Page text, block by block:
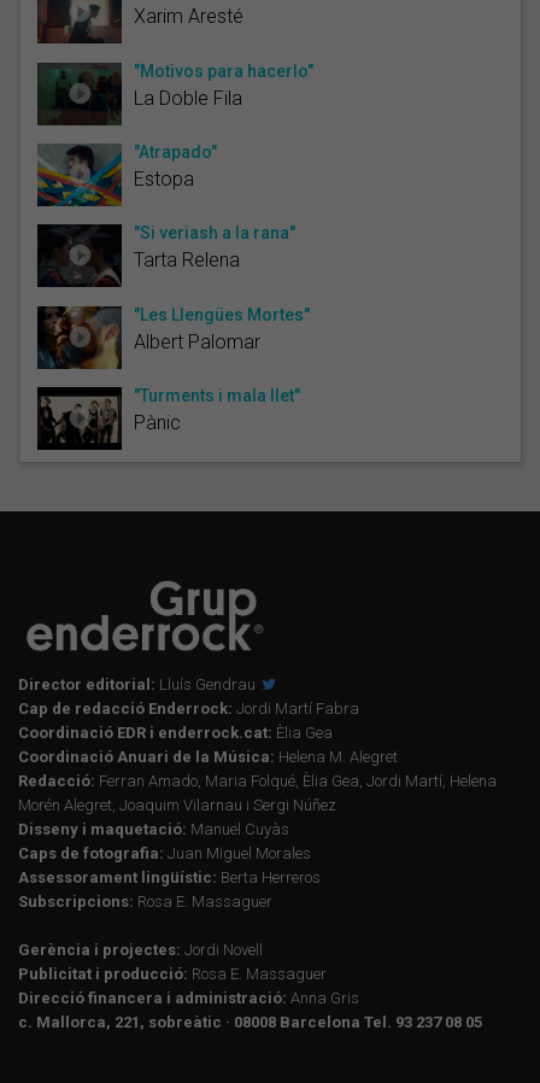
Xarim Aresté
"Motivos para hacerlo"
La Doble Fila
"Atrapado"
Estopa
"Si veriash a la rana"
Tarta Relena
"Les Llengües Mortes"
Albert Palomar
"Turments i mala llet"
Pànic
Director editorial: Lluís Gendrau
Cap de redacció Enderrock: Jordi Martí Fabra
Coordinació EDR i enderrock.cat: Èlia Gea
Coordinació Anuari de la Música: Helena M. Alegret
Redacció: Ferran Amado, Maria Folqué, Èlia Gea, Jordi Martí, Helena
Morén Alegret, Joaquim Vilarnau i Sergi Núñez
Disseny i maquetació: Manuel Cuyàs
Caps de fotografia: Juan Miguel Morales
Assessorament lingüístic: Berta Herreros
Subscripcions: Rosa E. Massaguer
Gerència i projectes: Jordi Novell
Publicitat i producció: Rosa E. Massaguer
Direcció financera i administració: Anna Gris
c. Mallorca, 221, sobreàtic · 08008 Barcelona Tel. 93 237 08 05